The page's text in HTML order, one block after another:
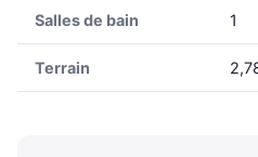
Salles de bain 1
Terrain